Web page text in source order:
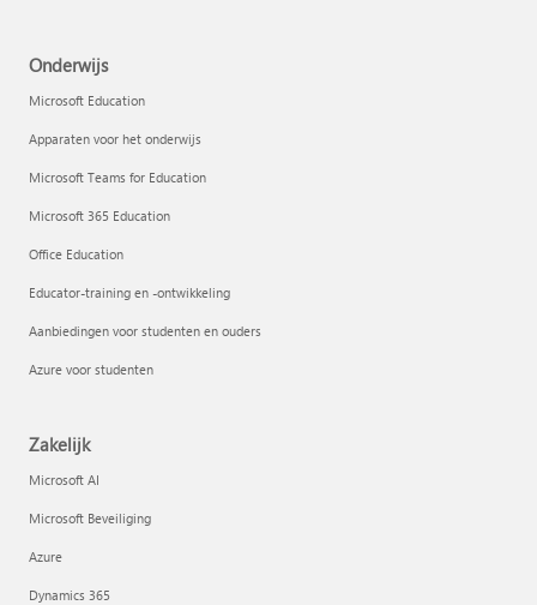
Onderwijs
Microsoft Education
Apparaten voor het onderwijs
Microsoft Teams for Education
Microsoft 365 Education
Office Education
Educator-training en -ontwikkeling
Aanbiedingen voor studenten en ouders
Azure voor studenten
Zakelijk
Microsoft AI
Microsoft Beveiliging
Azure
Dynamics 365